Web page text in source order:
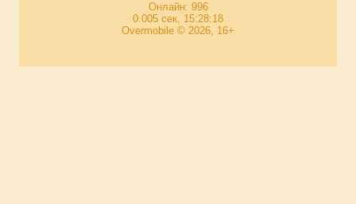
Онлайн: 996
0.005 сек, 15:28:18
Overmobile © 2026, 16+